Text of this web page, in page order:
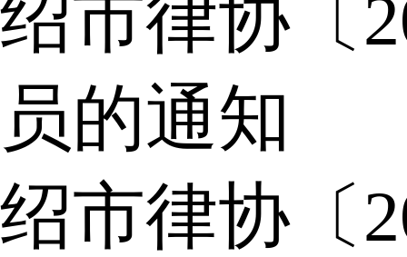
绍市律协〔
员的通知
绍市律协〔